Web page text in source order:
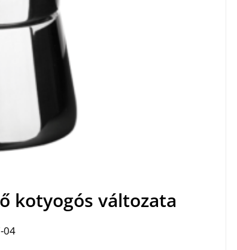
kotyogós változata
04